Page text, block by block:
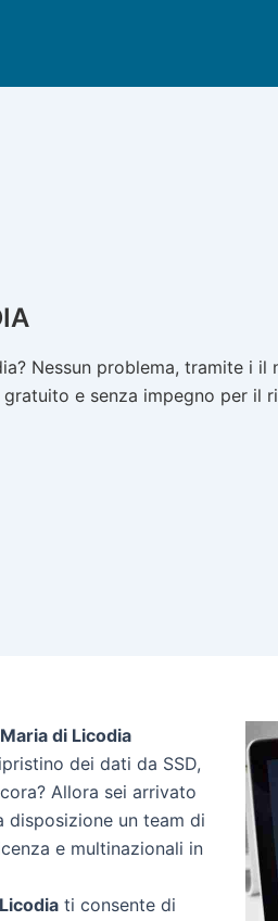
Nessun problema, tramite i il
e senza impegno per il
di Licodia
dei dati da SSD,
Allora sei arrivato
disposizione un team di
e multinazionali in
ti consente di